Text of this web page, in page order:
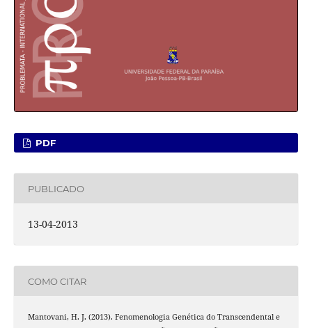
PDF
PUBLICADO
13-04-2013
COMO CITAR
Mantovani, H. J. (2013). Fenomenologia Genética do Transcendental e